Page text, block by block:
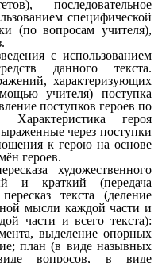
последовательное
специфической
(по вопросам учителя),
с использованием
данного текста.
характеризующих
учителя) поступка
поступков героев по
героя
через поступки
к герою на основе
героев.
художественного
и краткий (передача
текста (деление
мысли каждой части и
части и всего текста):
выделение опорных
план (в виде назывных
вопросов, в виде